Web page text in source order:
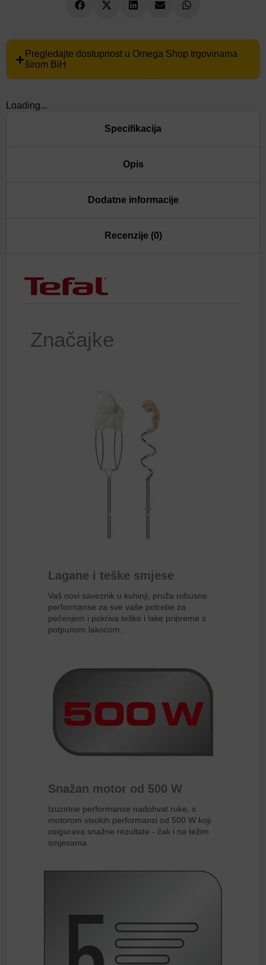
Pregledajte dostupnost u Omega Shop trgovinama
širom BiH
Loading...
Specifikacija
Opis
Dodatne informacije
Recenzije (0)
Značajke
Lagane i teške smjese
Vaš novi saveznik u kuhinji, pruža robusne
performanse za sve vaše potrebe za
pečenjem i pokriva teške i lake pripreme s
potpunom lakoćom.
Snažan motor od 500 W
Izuzetne performanse nadohvat ruke, s
motorom visokih performansi od 500 W koji
osigurava snažne rezultate - čak i na težim
smjesama.